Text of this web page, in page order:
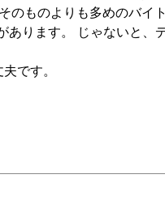
ものよりも多めのバイ
ります。 じゃないと、
です。